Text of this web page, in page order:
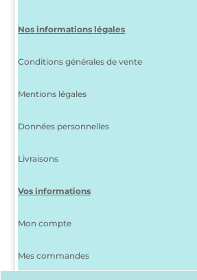
Nos informations légales
Conditions générales de vente
Mentions légales
Données personnelles
Livraisons
Vos informations
Mon compte
Mes commandes